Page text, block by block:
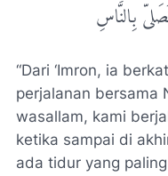
بِالنَّاسِ
“Dari ‘Imron, ia
perjalanan bersama
wasallam, kami
ketika sampai di
ada tidur yang